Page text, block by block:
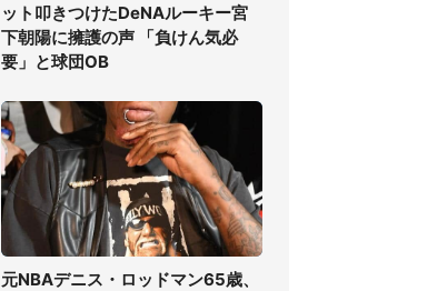
ット叩きつけたDeNAルーキー宮
下朝陽に擁護の声 「負けん気必
要」と球団OB
元NBAデニス・ロッドマン65歳、